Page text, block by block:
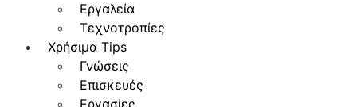
Εργαλεία
Τεχνοτροπίες
Χρήσιμα Tips
Γνώσεις
Επισκευές